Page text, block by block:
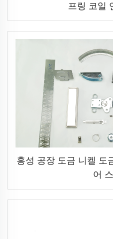
프링 코일
홍성 공장 도금 니켈 도
어